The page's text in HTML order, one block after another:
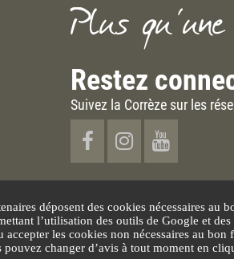
Plus
Restez
Suivez la Corrèze sur les
déposent des cookies nécessaires
l’utilisation des outils de Google et
accepter les cookies non nécessaires au
pouvez changer d’avis à tout moment en